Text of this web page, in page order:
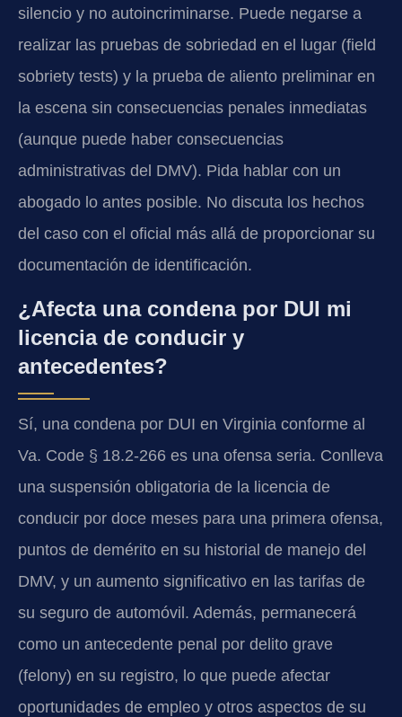
silencio y no autoincriminarse. Puede negarse a
realizar las pruebas de sobriedad en el lugar (field
sobriety tests) y la prueba de aliento preliminar en
la escena sin consecuencias penales inmediatas
(aunque puede haber consecuencias
administrativas del DMV). Pida hablar con un
abogado lo antes posible. No discuta los hechos
del caso con el oficial más allá de proporcionar su
documentación de identificación.
¿Afecta una condena por DUI mi
licencia de conducir y
antecedentes?
Sí, una condena por DUI en Virginia conforme al
Va. Code § 18.2-266 es una ofensa seria. Conlleva
una suspensión obligatoria de la licencia de
conducir por doce meses para una primera ofensa,
puntos de demérito en su historial de manejo del
DMV, y un aumento significativo en las tarifas de
su seguro de automóvil. Además, permanecerá
como un antecedente penal por delito grave
(felony) en su registro, lo que puede afectar
oportunidades de empleo y otros aspectos de su